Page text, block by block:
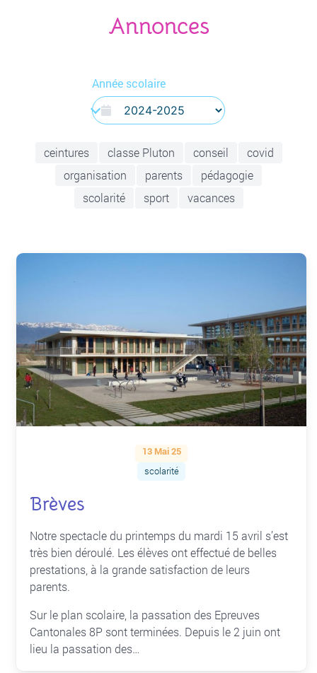
Annonces
Année scolaire
ceintures classe Pluton conseil
covid
organisation
parents
pédagogie
scolarité
sport vacances
13 Mai 25
scolarité
Brèves
Notre spectacle du printemps du mardi 15 avril s’est
très bien déroulé. Les élèves ont effectué de belles
prestations, à la grande satisfaction de leurs
parents.
Sur le plan scolaire, la passation des Epreuves
Cantonales 8P sont terminées. Depuis le 2 juin ont
lieu la passation des…